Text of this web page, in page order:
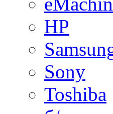
HP
Sony
Toshiba